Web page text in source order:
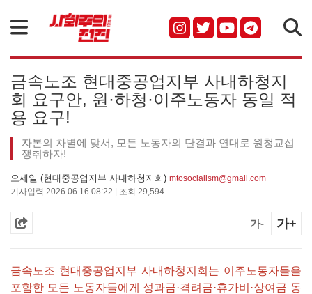
금속노조 현대중공업지부 사내하청지
회 요구안, 원·하청·이주노동자 동일 적
용 요구!
자본의 차별에 맞서, 모든 노동자의 단결과 연대로 원청교섭
쟁취하자!
오세일 (현대중공업지부 사내하청지회) mtosocialism@gmail.com
기사입력 2026.06.16 08:22 | 조회 29,594
가- 가+
금속노조 현대중공업지부 사내하청지회는 이주노동자들을
포함한 모든 노동자들에게 성과금·격려금·휴가비·상여금 동